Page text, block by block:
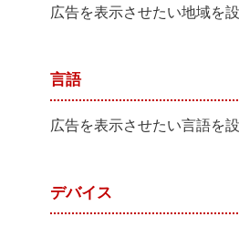
広告を表示させたい地域を設
言語
広告を表示させたい言語を設
デバイス